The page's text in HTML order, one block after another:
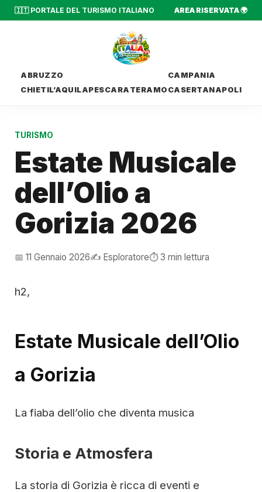
🇮🇹 PORTALE DEL TURISMO ITALIANO AREA RISERVATA 🌍
ABRUZZO
CHIETIL’AQUILAPESCARA TERAMO
CAMPANIA
CASERTANAPOLI
TURISMO
Estate Musicale
dell’Olio a
Gorizia 2026
📅 11 Gennaio 2026✍️ Esploratore⏱️ 3 min lettura
h2,
Estate Musicale dell’Olio
a Gorizia
La fiaba dell’olio che diventa musica
Storia e Atmosfera
La storia di Gorizia è ricca di eventi e